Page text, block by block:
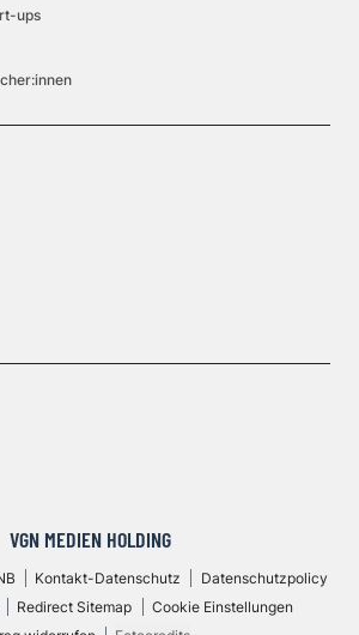
ups
VGN MEDIEN HOLDING
Kontakt-Datenschutz
Datenschutzpolicy
Redirect Sitemap
Cookie Einstellungen